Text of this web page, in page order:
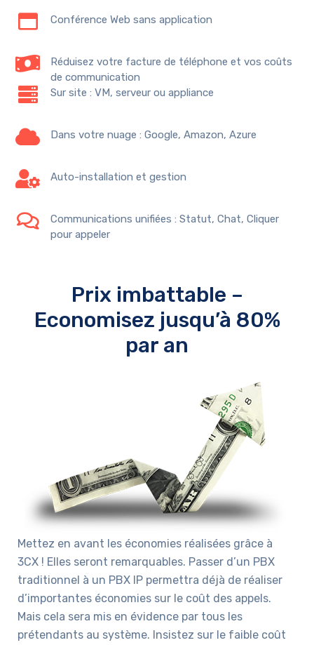
Conférence Web sans application
Réduisez votre facture de téléphone et vos coûts
de communication
Sur site : VM, serveur ou appliance
Dans votre nuage : Google, Amazon, Azure
Auto-installation et gestion
Communications unifiées : Statut, Chat, Cliquer
pour appeler
Prix imbattable –
Economisez jusqu’à 80%
par an
Mettez en avant les économies réalisées grâce à
3CX ! Elles seront remarquables. Passer d’un PBX
traditionnel à un PBX IP permettra déjà de réaliser
d’importantes économies sur le coût des appels.
Mais cela sera mis en évidence par tous les
prétendants au système. Insistez sur le faible coût